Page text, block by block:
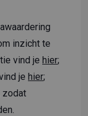
inzicht te
vind je hier;
je hier;
zodat